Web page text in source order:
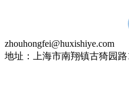
zhouhongfei@huxishiye.com
地址：上海市南翔镇古猗园路